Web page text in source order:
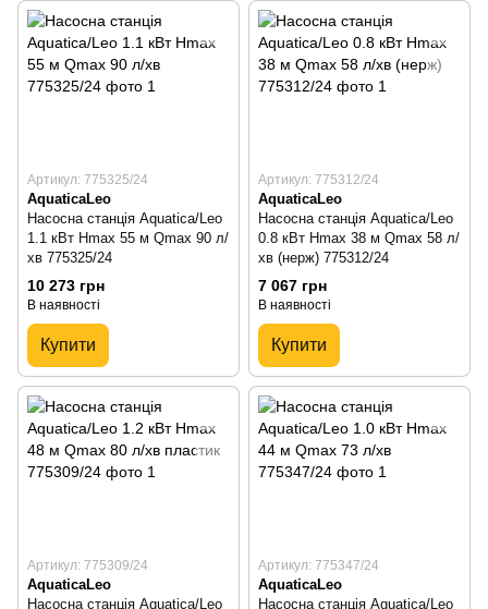
Артикул: 775325/24
AquaticaLeo
Насосна станція Aquatica/Leo
1.1 кВт Hmax 55 м Qmax 90 л/
хв 775325/24
10 273 грн
В наявності
Купити
Артикул: 775312/24
AquaticaLeo
Насосна станція Aquatica/Leo
0.8 кВт Hmax 38 м Qmax 58 л/
хв (нерж) 775312/24
7 067 грн
В наявності
Купити
Артикул: 775309/24
AquaticaLeo
Насосна станція Aquatica/Leo
Артикул: 775347/24
AquaticaLeo
Насосна станція Aquatica/Leo